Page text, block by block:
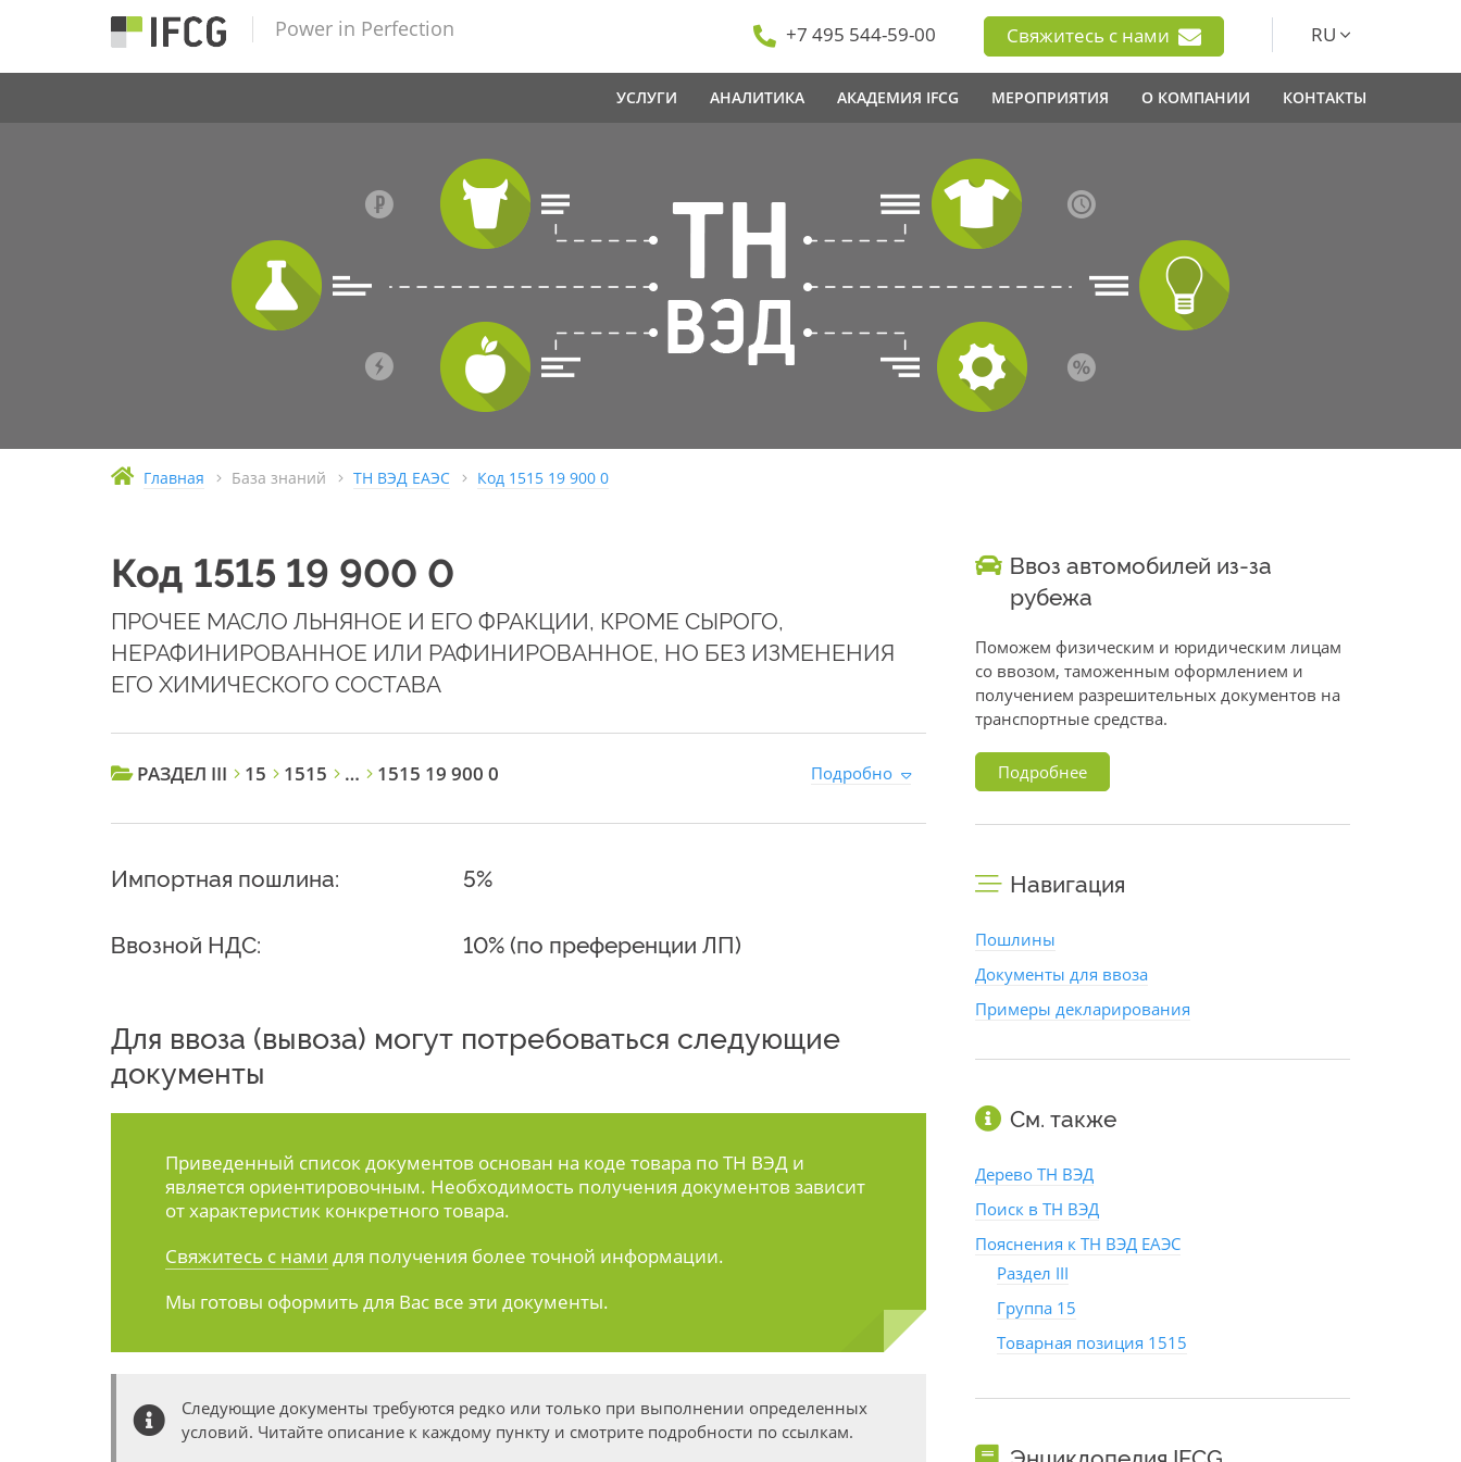
Power in Perfection +7 495 544-59-00 Свяжитесь с нами RU
УСЛУГИ АНАЛИТИКА АКАДЕМИЯ IFCG МЕРОПРИЯТИЯ О КОМПАНИИ КОНТАКТЫ
Главная База знаний ТН ВЭД ЕАЭС Код 1515 19 900 0
Код 1515 19 900 0
ПРОЧЕЕ МАСЛО ЛЬНЯНОЕ И ЕГО ФРАКЦИИ, КРОМЕ СЫРОГО,
НЕРАФИНИРОВАННОЕ ИЛИ РАФИНИРОВАННОЕ, НО БЕЗ ИЗМЕНЕНИЯ
ЕГО ХИМИЧЕСКОГО СОСТАВА
РАЗДЕЛ III 15 1515 … 1515 19 900 0 Подробно
Импортная пошлина: 5%
Ввозной НДС: 10% (по преференции ЛП)
Для ввоза (вывоза) могут потребоваться следующие
документы
Приведенный список документов основан на коде товара по ТН ВЭД и
является ориентировочным. Необходимость получения документов зависит
от характеристик конкретного товара.
Свяжитесь с нами для получения более точной информации.
Мы готовы оформить для Вас все эти документы.
Следующие документы требуются редко или только при выполнении определенных
условий. Читайте описание к каждому пункту и смотрите подробности по ссылкам.
Ввоз автомобилей из-за
рубежа
Поможем физическим и юридическим лицам
со ввозом, таможенным оформлением и
получением разрешительных документов на
транспортные средства.
Подробнее
Навигация
Пошлины
Документы для ввоза
Примеры декларирования
См. также
Дерево ТН ВЭД
Поиск в ТН ВЭД
Пояснения к ТН ВЭД ЕАЭС
Раздел III
Группа 15
Товарная позиция 1515